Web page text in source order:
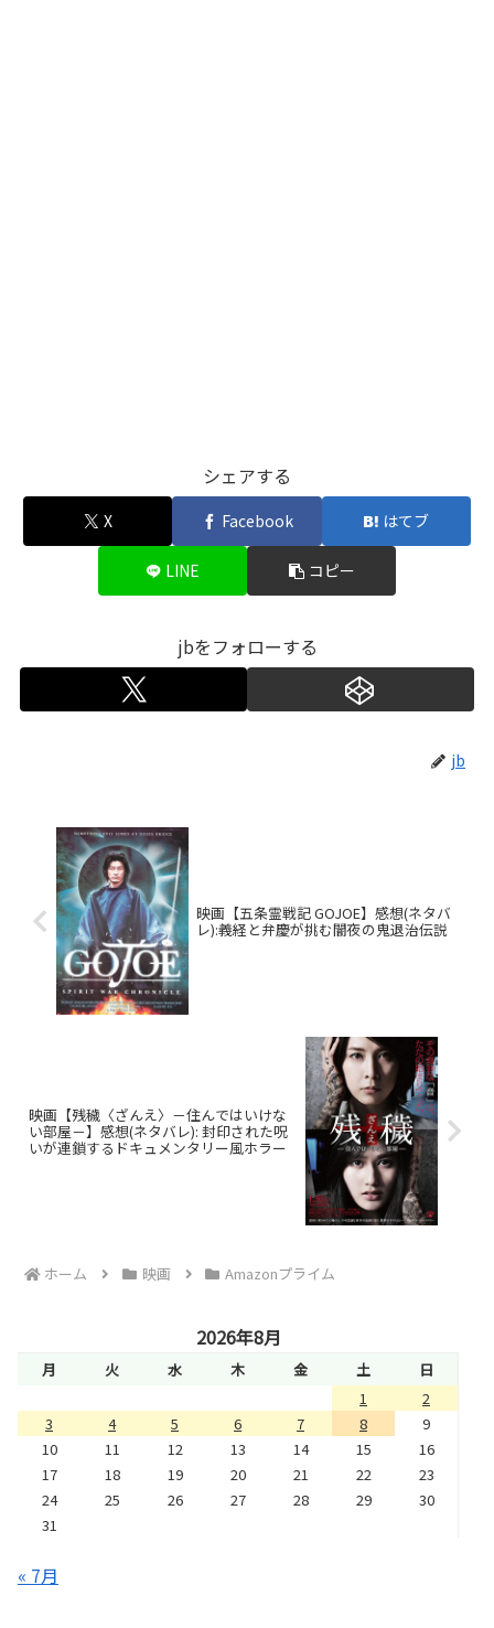
シェアする
X Facebook はてブ
LINE コピー
jbをフォローする
jb
映画【五条霊戦記 GOJOE】感想(ネタバ
レ):義経と弁慶が挑む闇夜の鬼退治伝説
映画【残穢〈ざんえ〉－住んではいけな
い部屋－】感想(ネタバレ): 封印された呪
いが連鎖するドキュメンタリー風ホラー
ホーム 映画 Amazonプライム
2026年8月
月 火 水 木 金 土
日
1
2
3
4 5 6 7 8
9
10
11 12 13 14 15
16
17
18 19 20 21 22
23
24
25 26 27 28 29
30
31
« 7月